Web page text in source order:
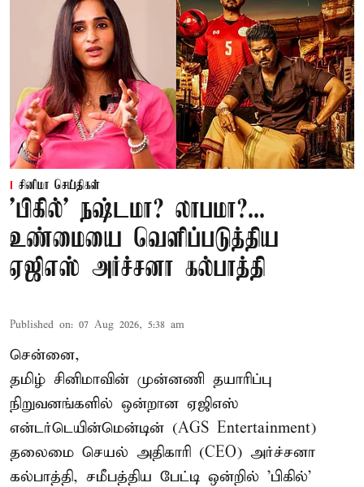
சினிமா செய்திகள்
'பிகில்' நஷ்டமா? லாபமா?...
உண்மையை வெளிப்படுத்திய
ஏஜிஎஸ் அர்ச்சனா கல்பாத்தி
Published on: 07 Aug 2026, 5:38 am
சென்னை,
தமிழ் சினிமாவின் முன்னணி தயாரிப்பு
நிறுவனங்களில் ஒன்றான ஏஜிஎஸ்
என்டர்டெயின்மென்டின் (AGS Entertainment)
தலைமை செயல் அதிகாரி (CEO) அர்ச்சனா
கல்பாத்தி, சமீபத்திய பேட்டி ஒன்றில் 'பிகில்'